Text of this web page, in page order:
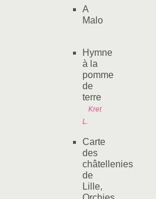
A
Malo
Hymne
à la
pomme
de
terre
Kret
L.
Carte
des
châtellenies
de
Lille,